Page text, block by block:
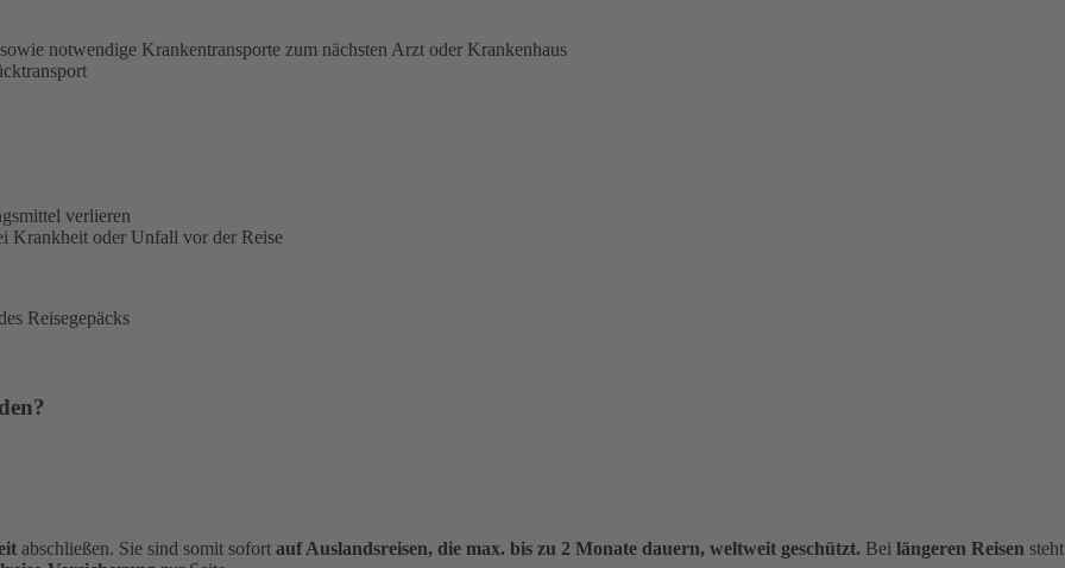
notwendige Krankentransporte zum nächsten Arzt oder Krankenhaus
verlieren
Krankheit oder Unfall vor der Reise
Reisegepäcks
abschließen. Sie sind somit sofort auf Auslandsreisen, die max. bis zu 2 Monate dauern, weltweit geschützt. Bei längeren Reisen steht